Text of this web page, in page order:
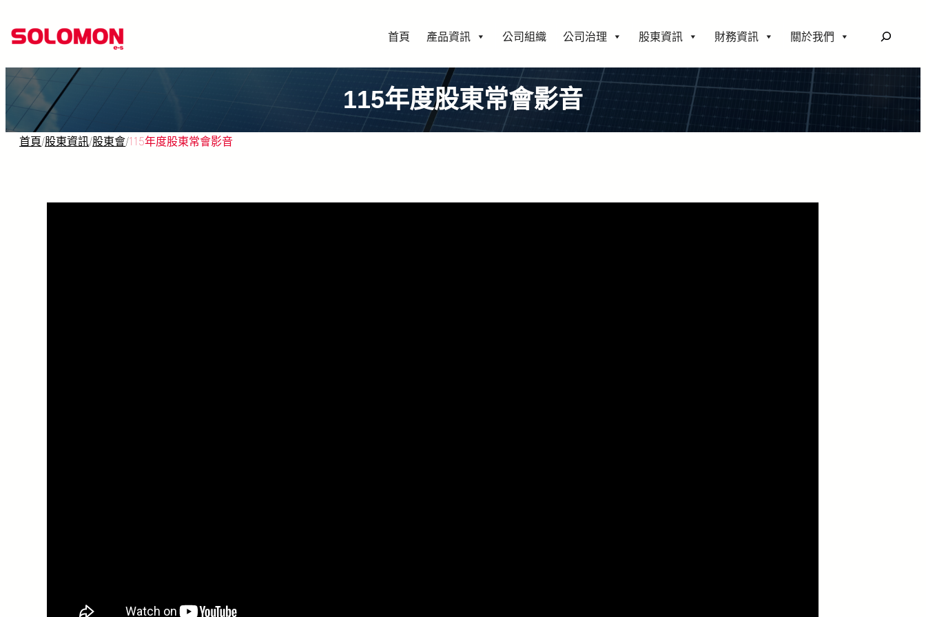
至
要
容
首頁 產品資訊 公司組織 公司治理 股東資訊 財務資訊 關於我們
搜
115年度股東常會影音
首頁/股東資訊/股東會/115年度股東常會影音